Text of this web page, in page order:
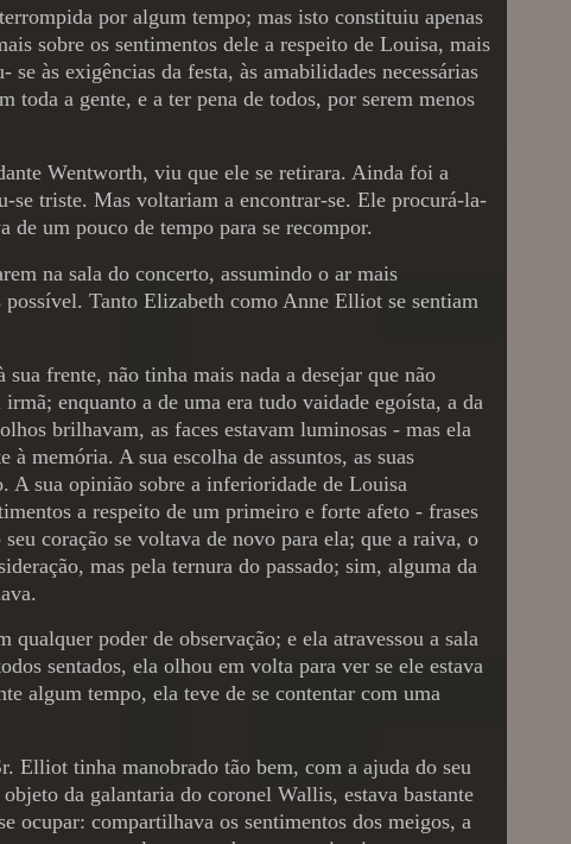
por algum tempo; mas isto constituiu apenas
sobre os sentimentos dele a respeito de Louisa, mais
às exigências da festa, às amabilidades necessárias
toda a gente, e a ter pena de todos, por serem menos
Wentworth, viu que ele se retirara. Ainda foi a
se triste. Mas voltariam a encontrar-se. Ele procurá-la-
de um pouco de tempo para se recompor.
na sala do concerto, assumindo o ar mais
Tanto Elizabeth como Anne Elliot se sentiam
sua frente, não tinha mais nada a desejar que não
enquanto a de uma era tudo vaidade egoísta, a da
brilhavam, as faces estavam luminosas - mas ela
memória. A sua escolha de assuntos, as suas
A sua opinião sobre a inferioridade de Louisa
a respeito de um primeiro e forte afeto - frases
coração se voltava de novo para ela; que a raiva, o
mas pela ternura do passado; sim, alguma da
qualquer poder de observação; e ela atravessou a sala
sentados, ela olhou em volta para ver se ele estava
algum tempo, ela teve de se contentar com uma
Elliot tinha manobrado tão bem, com a ajuda do seu
da galantaria do coronel Wallis, estava bastante
ocupar: compartilhava os sentimentos dos meigos, a